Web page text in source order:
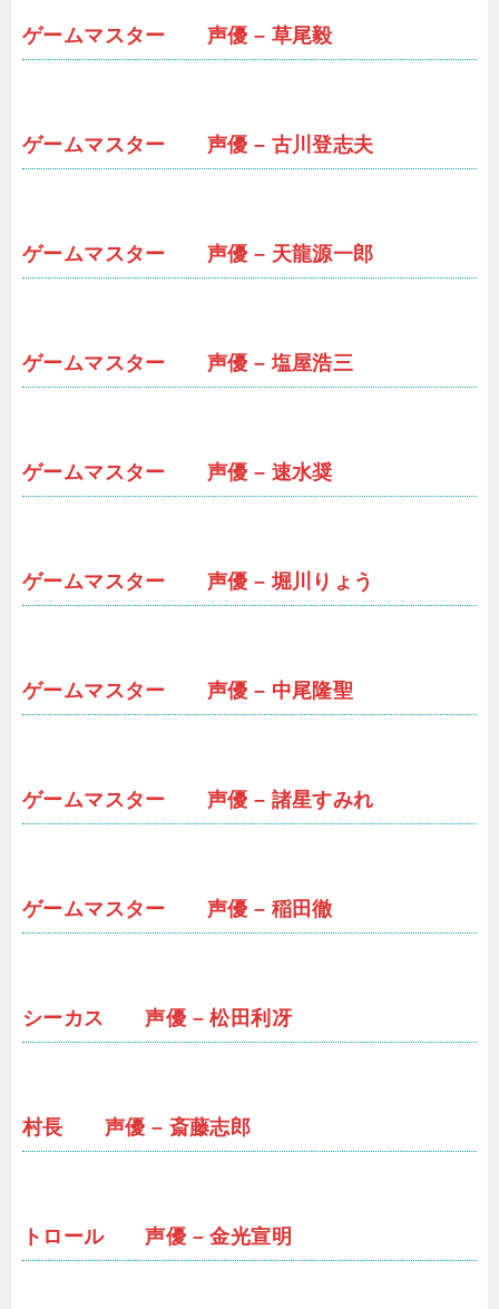
ゲームマスター 声優 – 草尾毅
ゲームマスター 声優 – 古川登志夫
ゲームマスター 声優 – 天龍源一郎
ゲームマスター 声優 – 塩屋浩三
ゲームマスター 声優 – 速水奨
ゲームマスター 声優 – 堀川りょう
ゲームマスター 声優 – 中尾隆聖
ゲームマスター 声優 – 諸星すみれ
ゲームマスター 声優 – 稲田徹
シーカス 声優 – 松田利冴
村長 声優 – 斎藤志郎
トロール 声優 – 金光宣明